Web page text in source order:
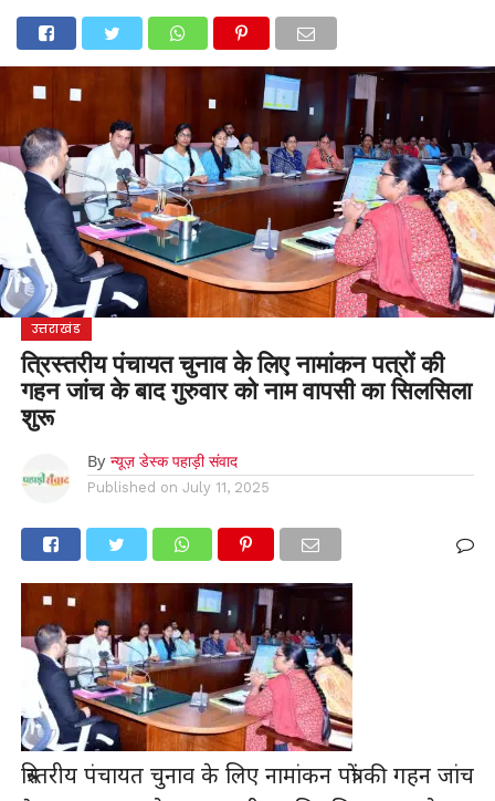
उत्तरकाशी उधम सिंह नगरचंपावत चमोलीटिहरी गढ़वाल
देहरादून
नैनीताल पिथौरागढ़ पौड़ी गढ़वाल बागेश्वररुद्रप्रयाग हरिद्वार
दुनिया
उत्तराखंड
त्रिस्तरीय पंचायत चुनाव के लिए नामांकन पत्रों की
गहन जांच के बाद गुरुवार को नाम वापसी का सिलसिला
शुरू
By न्यूज़ डेस्क पहाड़ी संवाद
Published on July 11, 2025
त्रिस्तरीय पंचायत चुनाव के लिए नामांकन पत्रों की गहन जांच